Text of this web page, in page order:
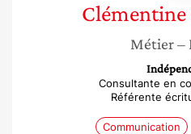
Clémentine
Métier–
Consultante en
Référente
Communication